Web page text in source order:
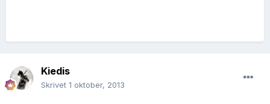
Kiedis
Skrivet 1 oktober, 2013